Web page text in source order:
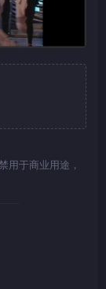
用于商业用途，